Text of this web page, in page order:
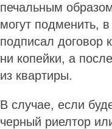
печальным
могут подменить, в
подписал договор
ни копейки, а
из квартиры.
В случае, если
черный риелтор